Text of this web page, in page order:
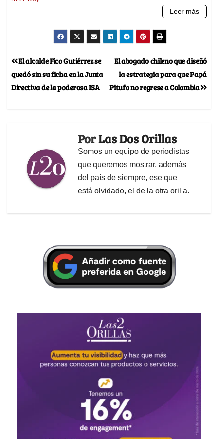
El abogado chileno que diseñó
la estrategia para que Papá
Pitufo no regrese a Colombia
El alcalde Fico Gutiérrez se
quedó sin su ficha en la Junta
Directiva de la poderosa ISA
PorLas Dos Orillas
Somos un equipo de periodistas
que queremos mostrar, además
del país de siempre, ese que
está olvidado, el de la otra orilla.